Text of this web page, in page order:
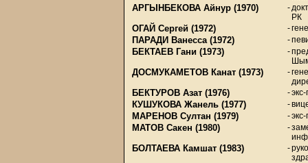
АРГЫНБЕКОВА Айнур (1970) -
РК
ОГАЙ Сергей (1972) -
ПАРАДИ Ванесса(1972) -
БЕКТАЕВ Гани (1973) -
ДОСМУКАМЕТОВ Канат (1973) -
БЕКТУРОВ Азат (1976) -
КУШУКОВА Жанель (1977) -
МАРЕНОВ Султан (1979) -
МАТОВ Сакен (1980) -
БОЛТАЕВА Камшат (1983) -